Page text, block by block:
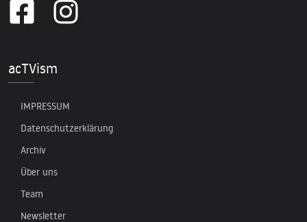
acTVism
IMPRESSUM
Datenschutzerklärung
Archiv
Über uns
Team
Newsletter